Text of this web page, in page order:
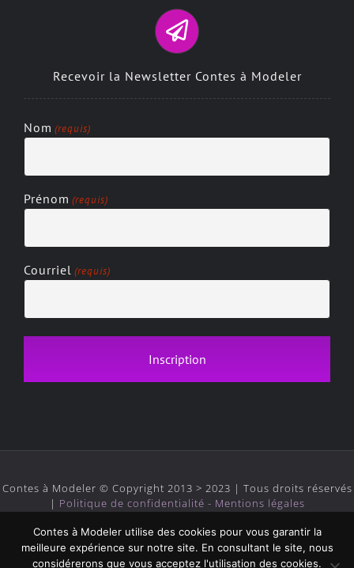
Recevoir la Newsletter Contes à Modeler
Nom (requis)
Prénom (requis)
Courriel (requis)
Contes à Modeler © Copyright 2013 > 2023 | Tous droits réservés
| Politique de confidentialité - Mentions légales
Contes à Modeler utilise des cookies pour vous garantir la
meilleure expérience sur notre site. En consultant le site, nous
considérerons que vous acceptez l'utilisation des cookies.